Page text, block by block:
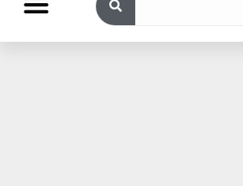
לפורים